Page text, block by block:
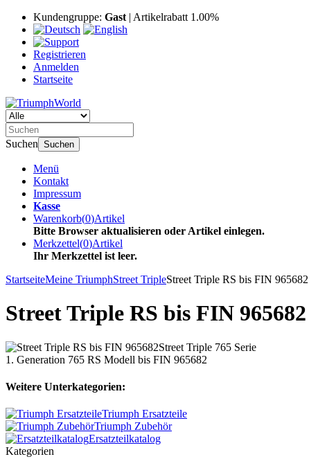
Kundengruppe: Gast | Artikelrabatt 1.00%
Registrieren
Anmelden
Startseite
Suchen Suchen
Menü
Kontakt
Impressum
Kasse
Warenkorb(0)Artikel
Bitte Browser aktualisieren oder Artikel einlegen.
Merkzettel(0)Artikel
Ihr Merkzettel ist leer.
StartseiteMeine TriumphStreet TripleStreet Triple RS bis FIN 965682
Street Triple RS bis FIN 965682
Street Triple 765 Serie
1. Generation 765 RS Modell bis FIN 965682
Weitere Unterkategorien:
Triumph Ersatzteile
Triumph Zubehör
Ersatzteilkatalog
Kategorien